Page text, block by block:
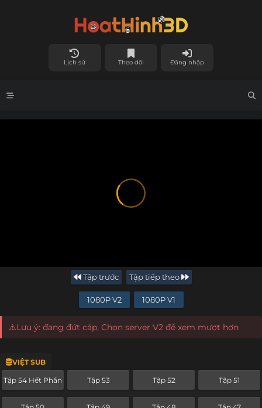
Lịch sử Theo dõi Đăng nhập
Tập trước Tập tiếp theo
1080P V2 1080P V1
⚠️Lưu ý: đang đứt cáp, Chọn server V2 để xem mượt hơn
VIỆT SUB
Tập 54 Hết Phần Tập 53 Tập 52 Tập 51